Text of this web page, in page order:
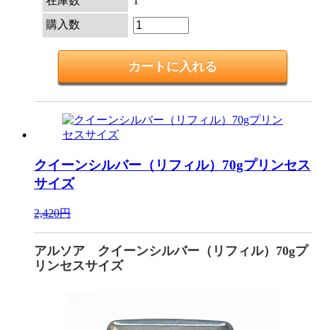
購入数
クイーンシルバー（リフィル）70gプリンセス
サイズ
2,420円
アルソア クイーンシルバー（リフィル）70gプ
リンセスサイズ